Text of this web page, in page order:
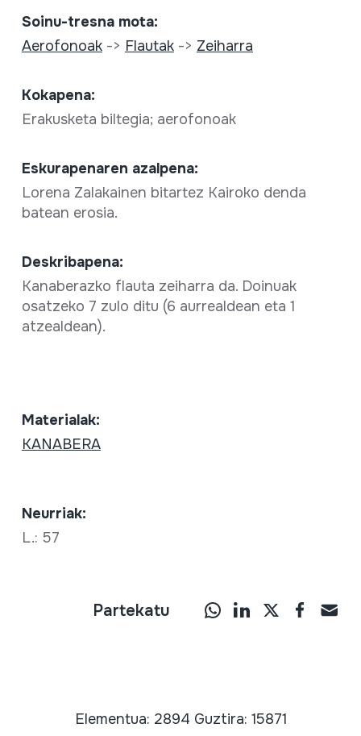
Soinu-tresna mota:
Aerofonoak-> Flautak-> Zeiharra
Kokapena:
Erakusketa biltegia; aerofonoak
Eskurapenaren azalpena:
Lorena Zalakainen bitartez Kairoko denda
batean erosia.
Deskribapena:
Kanaberazko flauta zeiharra da. Doinuak
osatzeko 7 zulo ditu (6 aurrealdean eta 1
atzealdean).
Materialak:
KANABERA
Neurriak:
L.: 57
Partekatu
Elementua: 2894 Guztira: 15871